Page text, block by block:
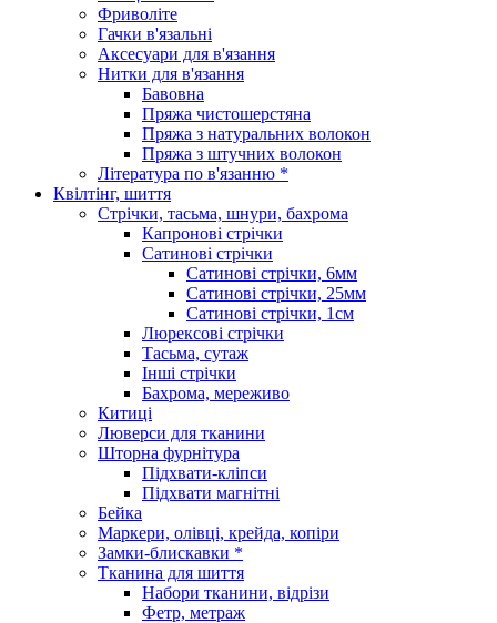
Фриволіте
Гачки в'язальні
Аксесуари для в'язання
Нитки для в'язання
Бавовна
Пряжа чистошерстяна
Пряжа з натуральних волокон
Пряжа з штучних волокон
Література по в'язанню *
Квілтінг, шиття
Стрічки, тасьма, шнури, бахрома
Капронові стрічки
Сатинові стрічки
Сатинові стрічки, 6мм
Сатинові стрічки, 25мм
Сатинові стрічки, 1см
Люрексові стрічки
Тасьма, сутаж
Інші стрічки
Бахрома, мереживо
Китиці
Люверси для тканини
Шторна фурнітура
Підхвати-кліпси
Підхвати магнітні
Бейка
Маркери, олівці, крейда, копіри
Замки-блискавки *
Тканина для шиття
Набори тканини, відрізи
Фетр, метраж